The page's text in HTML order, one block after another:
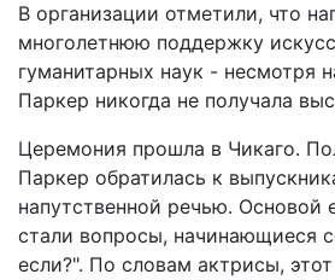
В организации отметили, что
многолетнюю поддержку
гуманитарных наук - несмотря
Паркер никогда не получала
Церемония прошла в Чикаго.
Паркер обратилась к
напутственной речью. Основой
стали вопросы, начинающиеся
если?". По словам актрисы,